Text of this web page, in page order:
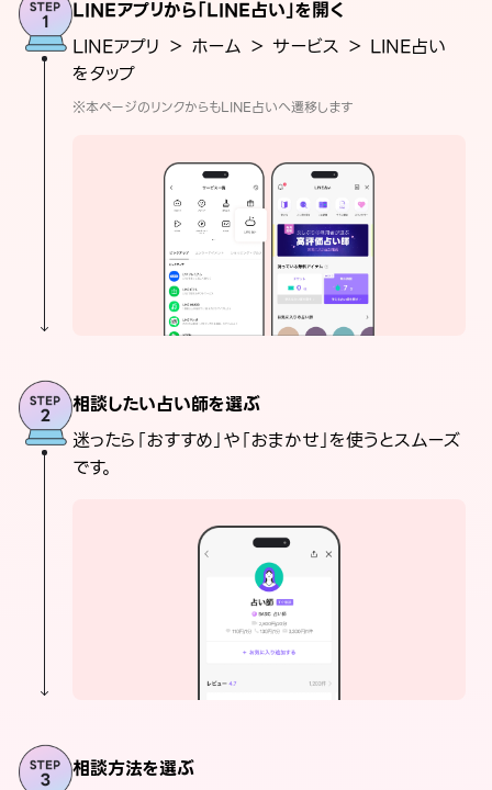
LINEアプリから「LINE占い」を開く
LINEアプリ ＞ ホーム ＞ サービス ＞ LINE占い
をタップ
※本ページのリンクからもLINE占いへ遷移します
相談したい占い師を選ぶ
迷ったら「おすすめ」や「おまかせ」を使うとスムーズ
です。
相談方法を選ぶ